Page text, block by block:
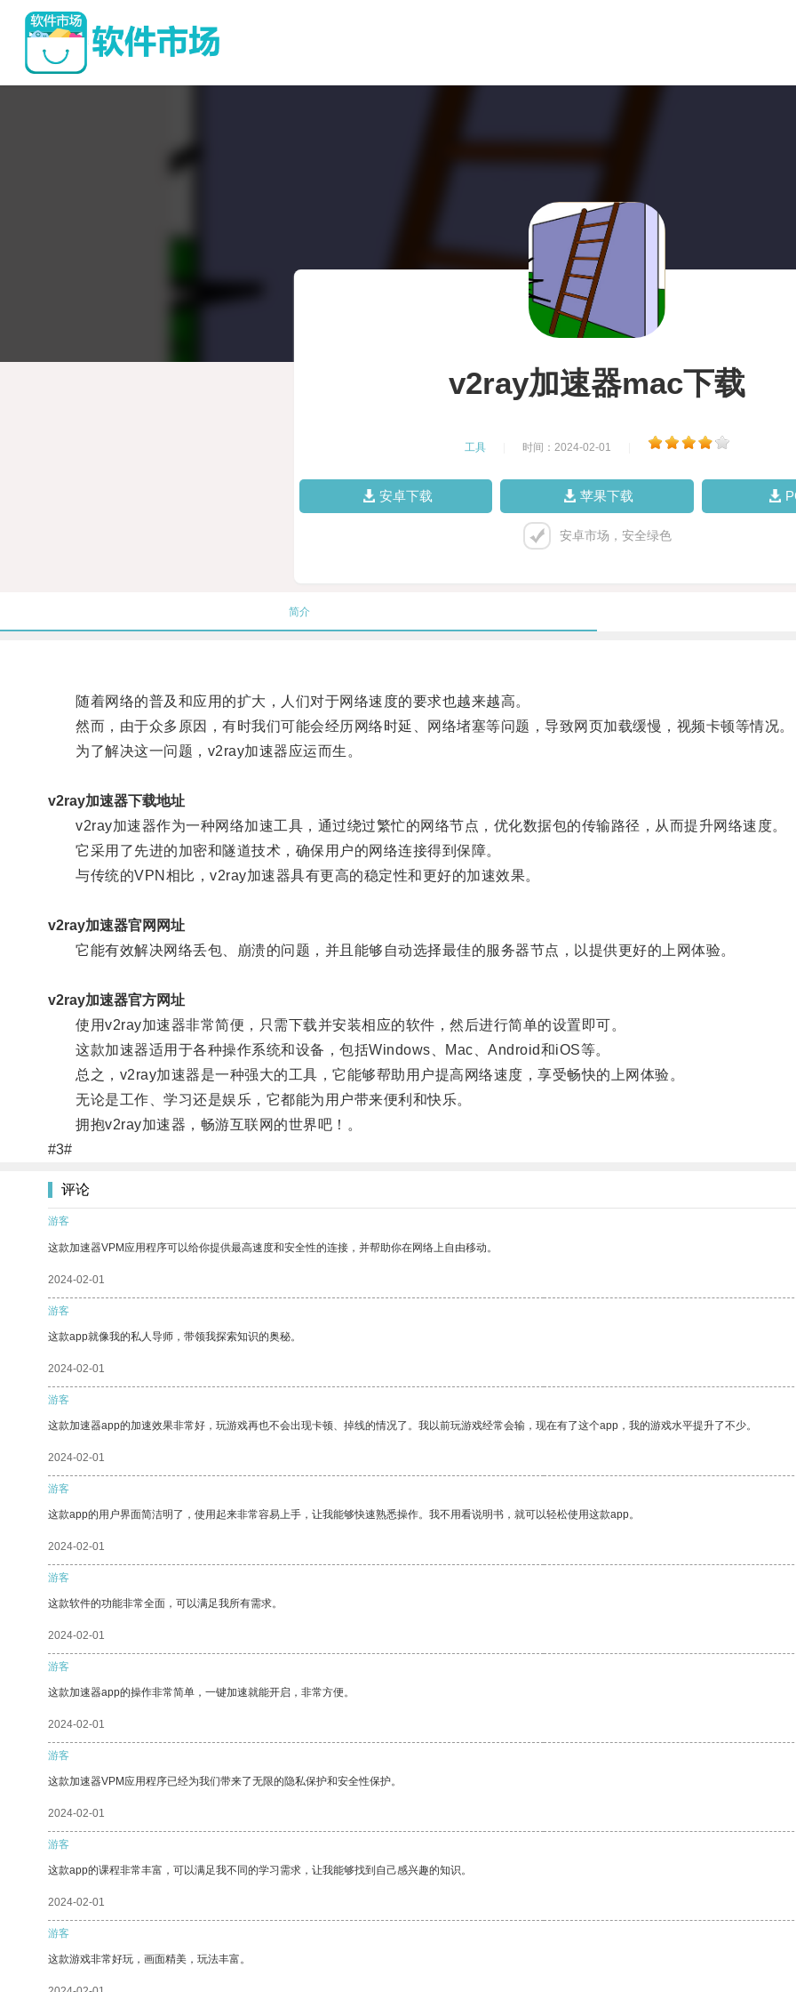
v2ray加速器mac下载
工具 时间：2024-02-01
安卓下载 苹果下载
安卓市场，安全绿色
简介
随着网络的普及和应用的扩大，人们对于网络速度的要求也越来越高。
然而，由于众多原因，有时我们可能会经历网络时延、网络堵塞等问题，导致网页加载缓慢，视频卡顿等情况。
为了解决这一问题，v2ray加速器应运而生。
v2ray加速器下载地址
v2ray加速器作为一种网络加速工具，通过绕过繁忙的网络节点，优化数据包的传输路径，从而提升网络速度。
它采用了先进的加密和隧道技术，确保用户的网络连接得到保障。
与传统的VPN相比，v2ray加速器具有更高的稳定性和更好的加速效果。
v2ray加速器官网网址
它能有效解决网络丢包、崩溃的问题，并且能够自动选择最佳的服务器节点，以提供更好的上网体验。
v2ray加速器官方网址
使用v2ray加速器非常简便，只需下载并安装相应的软件，然后进行简单的设置即可。
这款加速器适用于各种操作系统和设备，包括Windows、Mac、Android和iOS等。
总之，v2ray加速器是一种强大的工具，它能够帮助用户提高网络速度，享受畅快的上网体验。
无论是工作、学习还是娱乐，它都能为用户带来便利和快乐。
拥抱v2ray加速器，畅游互联网的世界吧！。
#3#
评论
游客
这款加速器VPM应用程序可以给你提供最高速度和安全性的连接，并帮助你在网络上自由移动。
2024-02-01
游客
这款app就像我的私人导师，带领我探索知识的奥秘。
2024-02-01
游客
这款加速器app的加速效果非常好，玩游戏再也不会出现卡顿、掉线的情况了。我以前玩游戏经常会输，现在有了这个app，我的游戏水平提升了不少。
2024-02-01
游客
这款app的用户界面简洁明了，使用起来非常容易上手，让我能够快速熟悉操作。我不用看说明书，就可以轻松使用这款app。
2024-02-01
游客
这款软件的功能非常全面，可以满足我所有需求。
2024-02-01
游客
这款加速器app的操作非常简单，一键加速就能开启，非常方便。
2024-02-01
游客
这款加速器VPM应用程序已经为我们带来了无限的隐私保护和安全性保护。
2024-02-01
游客
这款app的课程非常丰富，可以满足我不同的学习需求，让我能够找到自己感兴趣的知识。
2024-02-01
游客
这款游戏非常好玩，画面精美，玩法丰富。